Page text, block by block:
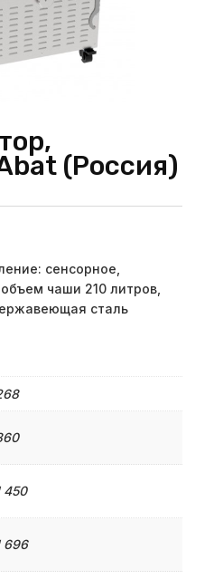
(Россия)
сенсорное,
чаши 210 литров,
сталь
450
696